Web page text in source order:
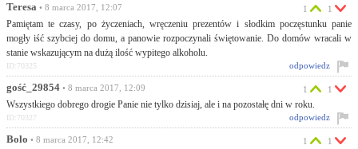
Teresa • 8 marca 2017, 12:07
Pamiętam te czasy, po życzeniach, wręczeniu prezentów i słodkim poczęstunku panie
mogły iść szybciej do domu, a panowie rozpoczynali świętowanie. Do domów wracali w
stanie wskazującym na dużą ilość wypitego alkoholu.
1 1
odpowiedz
ID:70325
gość_29854 • 8 marca 2017, 12:09
Wszystkiego dobrego drogie Panie nie tylko dzisiaj, ale i na pozostałę dni w roku.
1 1
odpowiedz
ID:70327
Bolo • 8 marca 2017, 12:42 1 1